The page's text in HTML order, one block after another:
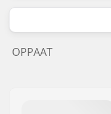
OPPAAT